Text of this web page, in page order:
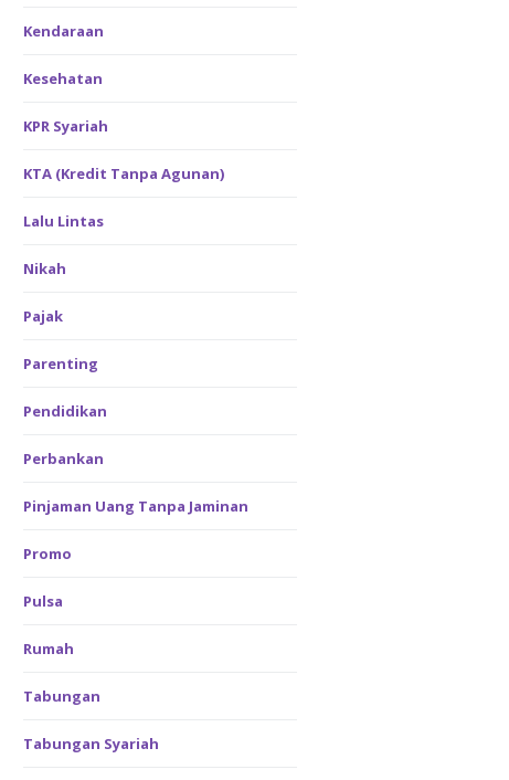
Kendaraan
Kesehatan
KPR Syariah
KTA (Kredit Tanpa Agunan)
Lalu Lintas
Nikah
Pajak
Parenting
Pendidikan
Perbankan
Pinjaman Uang Tanpa Jaminan
Promo
Pulsa
Rumah
Tabungan
Tabungan Syariah